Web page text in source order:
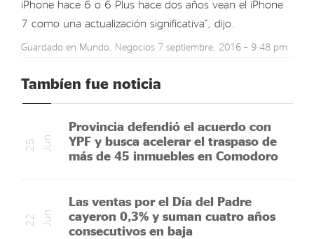
iPhone hace 6 o 6 Plus hace dos años vean el iPhone
7 como una actualización significativa”, dijo.
Guardado en Mundo Negocios 7 septiembre, 2016 – 9:48 pm
Tambíen fue noticia
Provincia defendió el acuerdo con
YPF y busca acelerar el traspaso de
más de 45 inmuebles en Comodoro
2
5
J
u n
Las ventas por el Día del Padre
cayeron 0,3% y suman cuatro años
consecutivos en baja
2
2
J
u n